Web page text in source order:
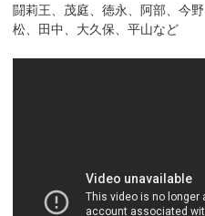
闘莉王、茂庭、徳永、阿部、今
松、田中、大久保、平山など